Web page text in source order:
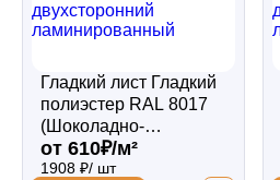
Гладкий лист Гладкий
полиэстер RAL 8017
(Шоколадно-
коричневый)
2500*1250*0,5
от 610₽/м²
1908 ₽/ шт